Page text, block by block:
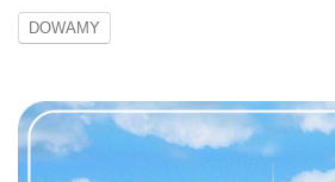
DOWAMY